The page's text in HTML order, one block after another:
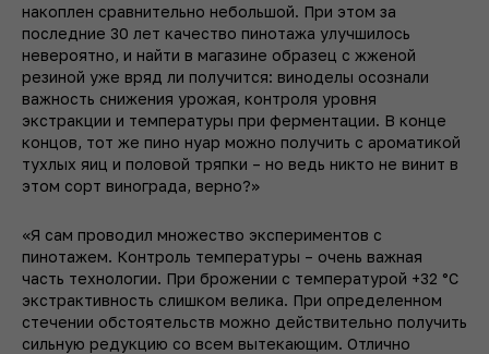
накоплен сравнительно небольшой. При этом за
последние 30 лет качество пинотажа улучшилось
невероятно, и найти в магазине образец с жженой
резиной уже вряд ли получится: виноделы осознали
важность снижения урожая, контроля уровня
экстракции и температуры при ферментации. В конце
концов, тот же пино нуар можно получить с ароматикой
тухлых яиц и половой тряпки – но ведь никто не винит в
этом сорт винограда, верно?»
«Я сам проводил множество экспериментов с
пинотажем. Контроль температуры – очень важная
часть технологии. При брожении с температурой +32 °C
экстрактивность слишком велика. При определенном
стечении обстоятельств можно действительно получить
сильную редукцию со всем вытекающим. Отлично